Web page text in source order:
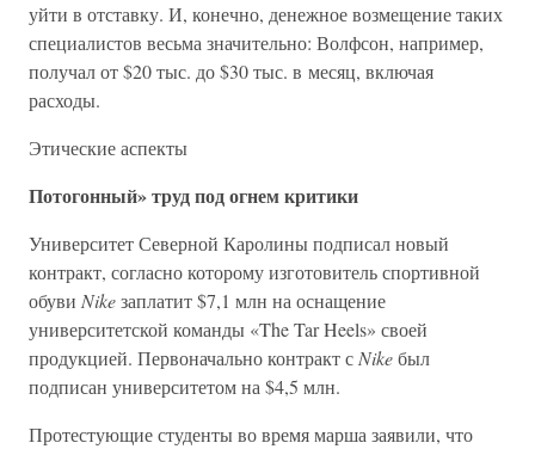
уйти в отставку. И, конечно, денежное возмещение таких
специалистов весьма значительно: Волфсон, например,
получал от $20 тыс. до $30 тыс. в месяц, включая
расходы.
Этические аспекты
Потогонный» труд под огнем критики
Университет Северной Каролины подписал новый
контракт, согласно которому изготовитель спортивной
обуви Nikeзаплатит $7,1 млн на оснащение
университетской команды «The Tar Heels» своей
продукцией. Первоначально контракт с Nikeбыл
подписан университетом на $4,5 млн.
Протестующие студенты во время марша заявили, что